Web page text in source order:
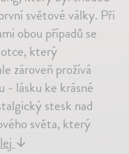
světové války. Při
obou případů se
který
zároveň prožívá
- lásku ke krásné
stesk nad
světa, který
↓